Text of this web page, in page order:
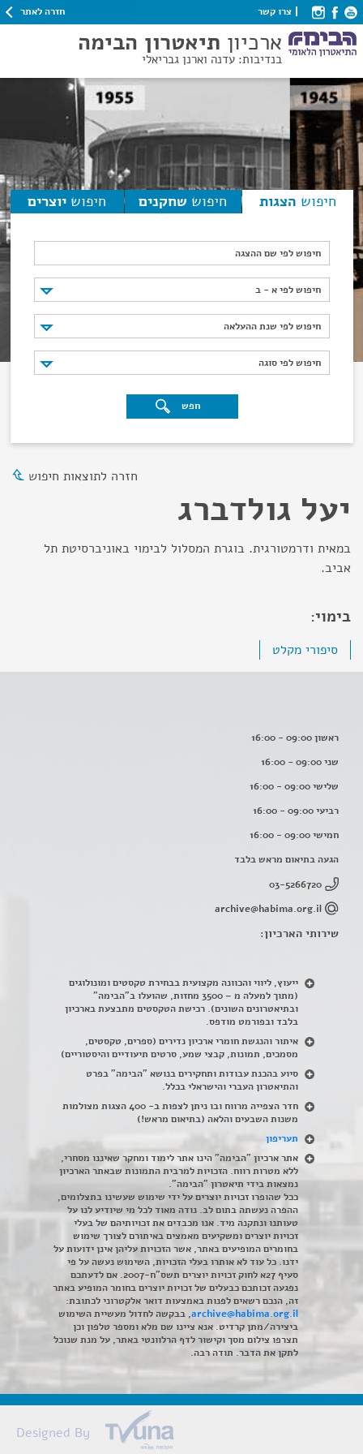
צרו קשר חזרה לאתר
ארכיון תיאטרון הבימה
בנדיבות: עדנה וארנן גבריאלי
חיפוש הצגות חיפוש שחקנים חיפוש יוצרים
חיפוש לפי שם ההצגה
חיפוש לפי א - ב
חיפוש לפי א - ב
חיפוש לפי שנת ההעלאה
חיפוש לפי שנת ההעלאה
חיפוש לפי סוגה
חיפוש לפי סוגה
חפש
חזרה לתוצאות חיפוש
יעל גולדברג
במאית ודרמטורגית. בוגרת המסלול לבימוי באוניברסיטת תל
אביב.
בימוי:
סיפורי מקלט
ראשון 09:00 - 16:00
שני 09:00 - 16:00
שלישי 09:00 - 16:00
רביעי 09:00 - 16:00
חמישי 09:00 - 16:00
הגעה בתיאום מראש בלבד
03-5266720
archive@habima.org.il
שירותי הארכיון:
ייעוץ, ליווי והכוונה מקצועית בבחירת טקסטים ומונולוגים
(מתוך למעלה מ – 3500 מחזות, שהועלו ב"הבימה"
ובתיאטרונים השונים). רכישת הטקסטים מתבצעת בארכיון
בלבד ובפורמט מודפס.
איתור והנגשת חומרי ארכיון נדירים (ספרים, טקסטים,
מסמכים, תמונות, קבצי שמע, סרטים תיעודיים והיסטוריים)
סיוע בהכנת עבודות ותחקירים בנושא "הבימה" בפרט
והתיאטרון העברי והישראלי בכלל.
חדר הצפייה מרווח ובו ניתן לצפות ב- 400 הצגות מצולמות
משנות השבעים והלאה (בתיאום מראש!)
תעריפון
אתר ארכיון "הבימה" הינו אתר לימוד ומחקר שאיננו מסחרי,
ללא מטרות רווח. הזכויות למרבית התמונות שבאתר הארכיון
נמצאות בידי תיאטרון "הבימה".
ככל שהופרו זכויות יוצרים על ידי שימוש שעשינו בתצלומים,
ההפרה נעשתה בתום לב. נודה מאוד לכל מי שיודיע לנו על
טעותנו ונתקנה מיד. אנו מכבדים את זכויותיהם של בעלי
זכויות יוצרים ומשקיעים מאמצים באיתורם לצורך שימוש
בחומרים המופיעים באתר, אשר הזכויות עליהן אינן ידועות על
ידנו. כל עוד לא אותרו בעלי הזכויות, השימוש נעשה על פי
סעיף 27א לחוק זכויות יוצרים תשס"ח-2007. אם לדעתכם
נפגעה זכותכם כבעלים של זכויות יוצרים בחומר המופיע באתר
זה, הנכם רשאים לפנות באמצעות דואר אלקטרוני לכתובת:
archive@habima.org.il, בבקשה לחדול מעשיית השימוש
ביצירה/מתן קרדיט. אנא ציינו שם מלא ומספר טלפון וכן
תצרפו צילום מסך וקישור לדף הרלוונטי באתר, על מנת שנוכל
לתקן את הדבר. תודה רבה.
Designed By